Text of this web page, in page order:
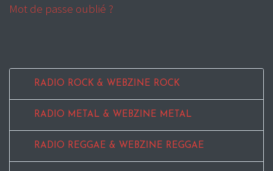
Mot de passe oublié ?
RADIO ROCK & WEBZINE ROCK
RADIO METAL & WEBZINE METAL
RADIO REGGAE & WEBZINE REGGAE